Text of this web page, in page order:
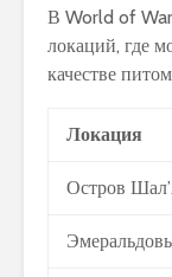
В World of
локаций, где
качестве
Локация
Остров